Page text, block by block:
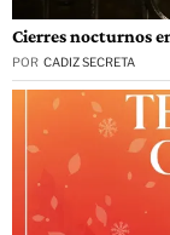
Cierres nocturnos
POR CADIZ SECRETA